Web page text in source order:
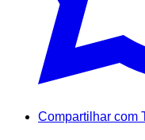
Compartilhar com